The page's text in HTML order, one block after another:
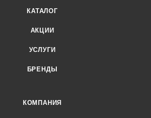
КАТАЛОГ
АКЦИИ
УСЛУГИ
БРЕНДЫ
КОМПАНИЯ